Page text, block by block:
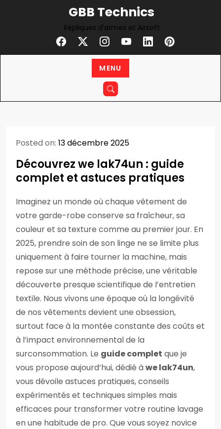
GBB Technics
Répliques d'armes et Airsoft
MENU
Posted on: 13 décembre 2025
Découvrez we lak74un : guide
complet et astuces pratiques
Imaginez un monde où chaque vêtement de
votre garde-robe conserve sa fraîcheur, sa
couleur et sa texture comme au premier jour. En
2025, prendre soin de son linge ne se limite plus
uniquement à faire tourner la machine, mais
repose sur une méthode précise, une véritable
découverte presque scientifique de l’entretien
textile. Nous vivons une époque où la longévité
de nos vêtements devient une obsession,
surtout face à la montée constante des coûts et
à l’impact environnemental de la
surconsommation. Le guide complet que je
vous propose aujourd’hui, dédié àwe lak74un,
vous dévoile astuces pratiques, conseils
expérimentés et techniques simples mais
efficaces pour transformer votre routine lavage
en une habitude de pro. Que vous soyez novice